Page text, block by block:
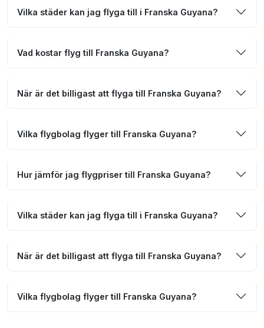
Vilka städer kan jag flyga till i Franska Guyana?
Vad kostar flyg till Franska Guyana?
När är det billigast att flyga till Franska Guyana?
Vilka flygbolag flyger till Franska Guyana?
Hur jämför jag flygpriser till Franska Guyana?
Vilka städer kan jag flyga till i Franska Guyana?
När är det billigast att flyga till Franska Guyana?
Vilka flygbolag flyger till Franska Guyana?